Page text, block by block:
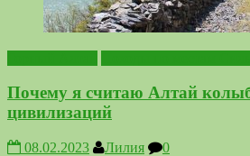
Почему я считаю Алтай
цивилизаций
08.02.2023 Лилия
0